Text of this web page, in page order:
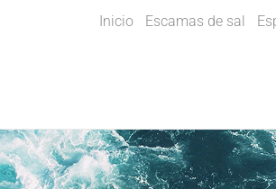
Inicio Escamas de sal